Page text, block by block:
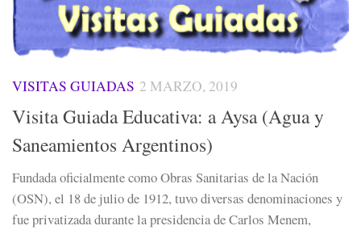
VISITAS GUIADAS 2 MARZO, 2019
Visita Guiada Educativa: a Aysa (Agua y
Saneamientos Argentinos)
Fundada oficialmente como Obras Sanitarias de la Nación
(OSN), el 18 de julio de 1912, tuvo diversas denominaciones y
fue privatizada durante la presidencia de Carlos Menem,